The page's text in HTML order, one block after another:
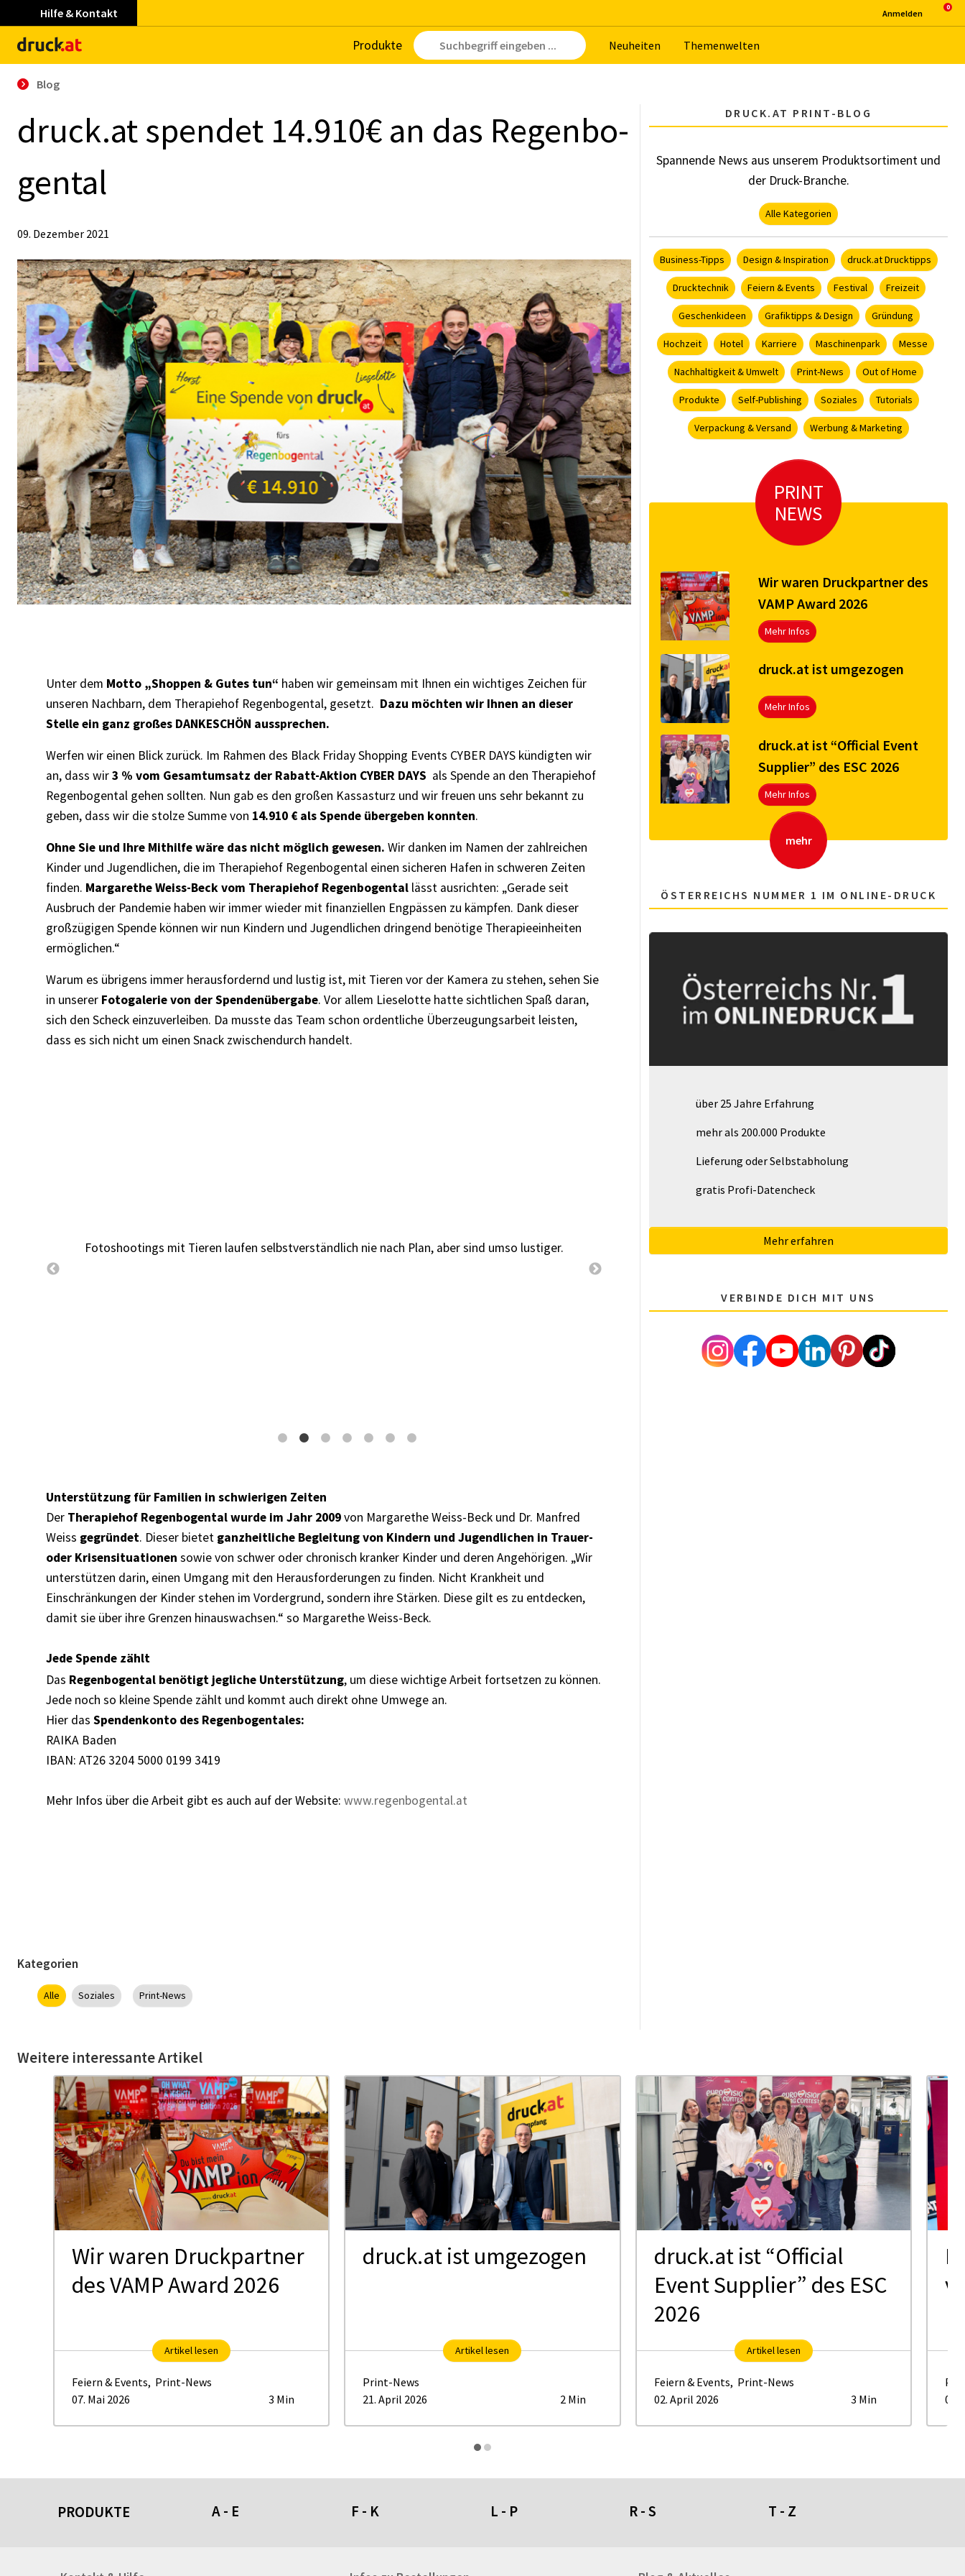
Hilfe & Kontakt
Pro­duk­te Neu­hei­ten The­men­wel­ten
An­mel­den
Blog
druck.at spen­det 14.910€ an das Re­gen­bo­
gen­tal
09. Dezember 2021
Unter dem Motto „Shoppen & Gutes tun“ haben wir gemeinsam mit Ihnen ein wichtiges Zeichen für
unseren Nachbarn, dem Therapiehof Regenbogental, gesetzt. Dazu möchten wir Ihnen an dieser
Stelle ein ganz großes DANKESCHÖN aussprechen.
Werfen wir einen Blick zurück. Im Rahmen des Black Friday Shopping Events CYBER DAYS kündigten wir
an, dass wir3 % vom Gesamtumsatz der Rabatt-Aktion CYBER DAYS als Spende an den Therapiehof
Regenbogental gehen sollten. Nun gab es den großen Kassasturz und wir freuen uns sehr bekannt zu
geben, dass wir die stolze Summe von 14.910 € als Spende übergeben konnten.
Ohne Sie und Ihre Mithilfe wäre das nicht möglich gewesen. Wir danken im Namen der zahlreichen
Kinder und Jugendlichen, die im Therapiehof Regenbogental einen sicheren Hafen in schweren Zeiten
finden. Margarethe Weiss-Beck vom Therapiehof Regenbogental lässt ausrichten: „Gerade seit
Ausbruch der Pandemie haben wir immer wieder mit finanziellen Engpässen zu kämpfen. Dank dieser
großzügigen Spende können wir nun Kindern und Jugendlichen dringend benötige Therapieeinheiten
ermöglichen.“
Warum es übrigens immer herausfordernd und lustig ist, mit Tieren vor der Kamera zu stehen, sehen Sie
in unserer Fotogalerie von der Spendenübergabe. Vor allem Lieselotte hatte sichtlichen Spaß daran,
sich den Scheck einzuverleiben. Da musste das Team schon ordentliche Überzeugungsarbeit leisten,
dass es sich nicht um einen Snack zwischendurch handelt.
Lieselotte ist auf alle Fälle zufrieden mit ihrem
Unterstützung für Familien in schwierigen Zeiten
Der Therapiehof Regenbogental wurde im Jahr 2009von Margarethe Weiss-Beck und Dr. Manfred
Weiss gegründet. Dieser bietet ganzheitliche Begleitung von Kindern und Jugendlichen in Trauer-
oder Krisensituationen sowie von schwer oder chronisch kranker Kinder und deren Angehörigen. „Wir
unterstützen darin, einen Umgang mit den Herausforderungen zu finden. Nicht Krankheit und
Einschränkungen der Kinder stehen im Vordergrund, sondern ihre Stärken. Diese gilt es zu entdecken,
damit sie über ihre Grenzen hinauswachsen.“ so Margarethe Weiss-Beck.
Jede Spende zählt
Das Regenbogental benötigt jegliche Unterstützung, um diese wichtige Arbeit fortsetzen zu können.
Jede noch so kleine Spende zählt und kommt auch direkt ohne Umwege an.
Hier das Spendenkonto des Regenbogentales:
RAIKA Baden
IBAN: AT26 3204 5000 0199 3419
Mehr Infos über die Arbeit gibt es auch auf der Website: www.regenbogental.at
Kategorien
Alle Soziales Print-News
DRUCK.AT PRINT-BLOG
Spannende News aus unserem Produktsortiment und
der Druck-Branche.
Alle Kategorien
Business-Tipps Design & Inspiration druck.at Drucktipps
Drucktechnik Feiern & Events Festival Freizeit
Geschenkideen Grafiktipps & Design Gründung
Hochzeit Hotel Karriere Maschinenpark Messe
Nachhaltigkeit & Umwelt Print-News Out of Home
Produkte Self-Publishing Soziales Tutorials
Verpackung & Versand Werbung & Marketing
PRINT
NEWS
Wir waren Druckpartner des
VAMP Award 2026
Mehr Infos
druck.at ist umgezogen
Mehr Infos
druck.at ist “Official Event
Supplier” des ESC 2026
Mehr Infos
mehr
ÖSTERREICHS NUMMER 1 IM ONLINE-DRUCK
über 25 Jahre Erfahrung
mehr als 200.000 Produkte
Lieferung oder Selbstabholung
gratis Profi-Datencheck
Mehr erfahren
VERBINDE DICH MIT UNS
Weitere interessante Artikel
Wir waren Druckpartner
des VAMP Award 2026
Artikel lesen
Feiern & Events, Print-News
07. Mai 2026
3 Min
druck.at ist umgezogen
Artikel lesen
Print-News
21. April 2026
2 Min
druck.at ist “Official
Event Supplier” des ESC
2026
Artikel lesen
Feiern & Events, Print-News
02. April 2026
3 Min
05.
PRODUKTE A - E F - K L - P R - S T - Z